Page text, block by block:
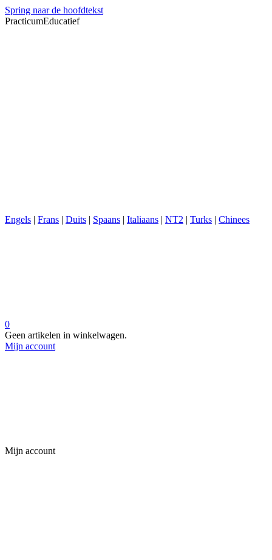
Spring naar de hoofdtekst
PracticumEducatief
Engels | Frans | Duits | Spaans | Italiaans | NT2 | Turks | Chinees
0
Geen artikelen in winkelwagen.
Mijn account
Mijn account